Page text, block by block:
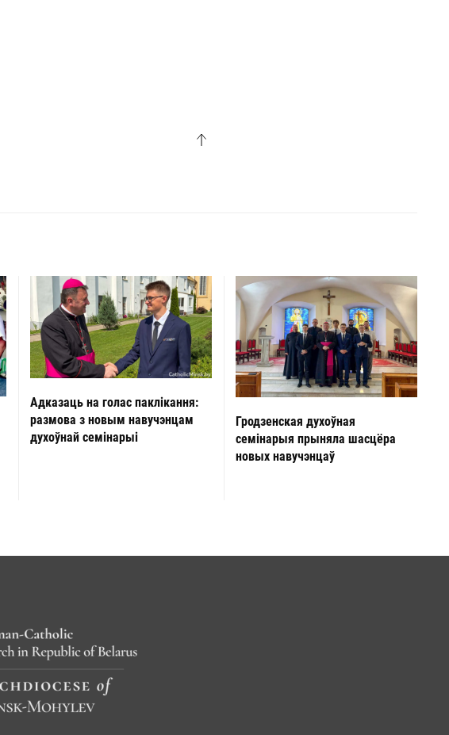
Адказаць на голас паклікання:
размова з новым навучэнцам
духоўнай семінарыі
Гродзенская духоўная
семінарыя прыняла шасцёра
новых навучэнцаў